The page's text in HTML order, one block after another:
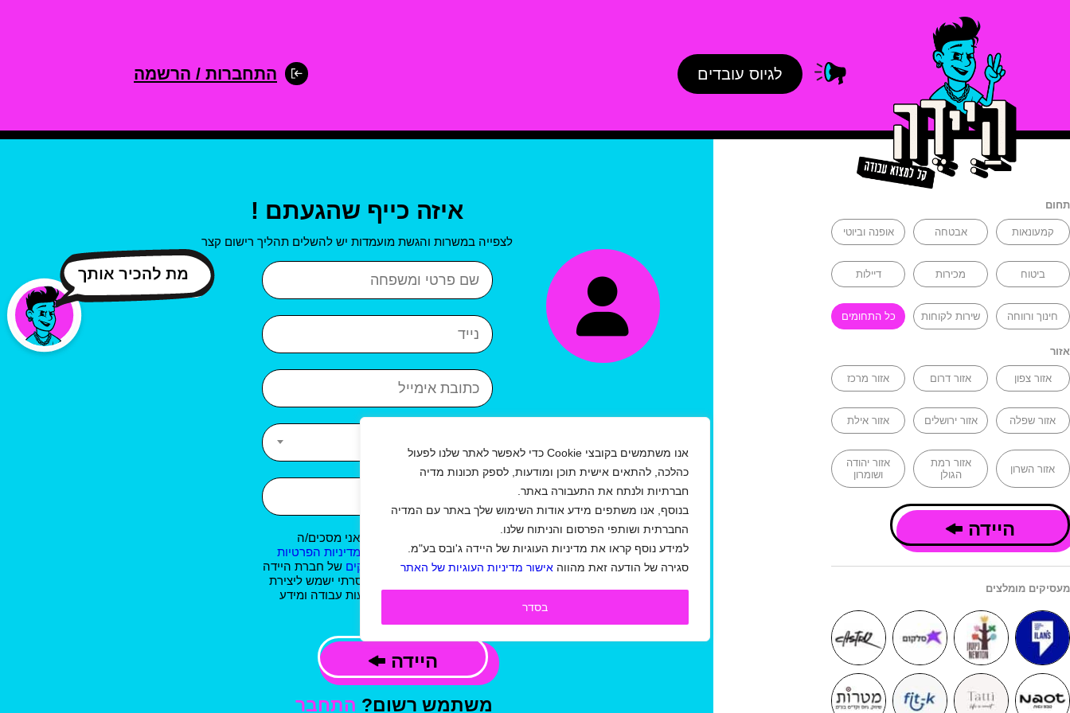
אנו משתמשים בקובצי Cookie כדי לאפשר לאתר שלנו לפעול
כהלכה, להתאים אישית תוכן ומודעות, לספק תכונות מדיה
חברתיות ולנתח את התעבורה באתר.
בנוסף, אנו משתפים מידע אודות השימוש שלך באתר עם המדיה
החברתית ושותפי הפרסום והניתוח שלנו.
למידע נוסף קראו את מדיניות העוגיות של היידה ג'ובס בע"מ.
סגירה של הודעה זאת מהווה אישור מדיניות העוגיות של האתר
בסדר
לגיוס עובדים התחברות / הרשמה
תחום
קמעונאות אבטחה אופנה וביוטי
ביטוח מכירות דיילות
חינוך ורווחה שירות לקוחות כל התחומים
אזור
אזור צפון אזור דרום אזור מרכז
אזור שפלה אזור ירושלים אזור אילת
אזור השרון
אזור רמת
הגולן
אזור יהודה
ושומרון
היידה
מעסיקים מומלצים
איזה כייף שהגעתם !
לצפייה במשרות והגשת מועמדות יש להשלים תהליך רישום קצר
שם פרטי ושם משפחה
נייד
כתובת אימייל
אני מאשר/ת כי קראתי ואני מסכים/ה
לתקנון תנאי שימוש באתר/ מדיניות הפרטיות
ותנאי שימוש באתר למעסיקים של חברת היידה
ג'ובס בע"מ, וכי המידע שמסרתי ישמש ליצירת
קשר, לשליחת עדכונים,הצעות עבודה ומידע
היידה
משתמש רשום? התחבר